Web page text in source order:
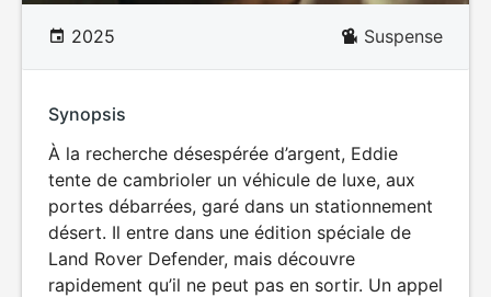
2025 Suspense
Synopsis
À la recherche désespérée d’argent, Eddie
tente de cambrioler un véhicule de luxe, aux
portes débarrées, garé dans un stationnement
désert. Il entre dans une édition spéciale de
Land Rover Defender, mais découvre
rapidement qu’il ne peut pas en sortir. Un appel